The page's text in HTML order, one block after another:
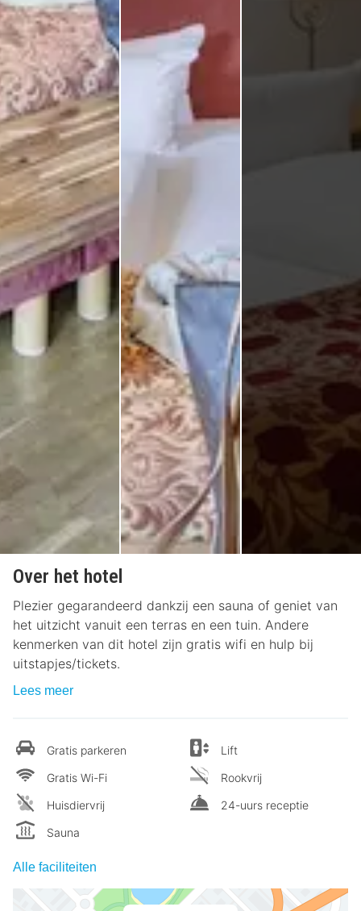
Over het hotel
Plezier gegarandeerd dankzij een sauna of geniet van
het uitzicht vanuit een terras en een tuin. Andere
kenmerken van dit hotel zijn gratis wifi en hulp bij
uitstapjes/tickets.
Lees meer
Gratis parkeren
Gratis Wi-Fi
Huisdiervrij
Sauna
Lift
Rookvrij
24-uurs receptie
Alle faciliteiten